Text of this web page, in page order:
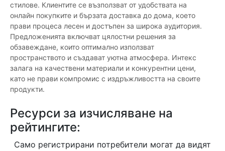
стилове. Клиентите се възползват от удобствата на
онлайн покупките и бързата доставка до дома, което
прави процеса лесен и достъпен за широка аудитория.
Предложенията включват цялостни решения за
обзавеждане, които оптимално използват
пространството и създават уютна атмосфера. Интекс
залага на качествени материали и конкурентни цени,
като не прави компромис с издръжливостта на своите
продукти.
Ресурси за изчисляване на
рейтингите:
Само регистрирани потребители могат да видят